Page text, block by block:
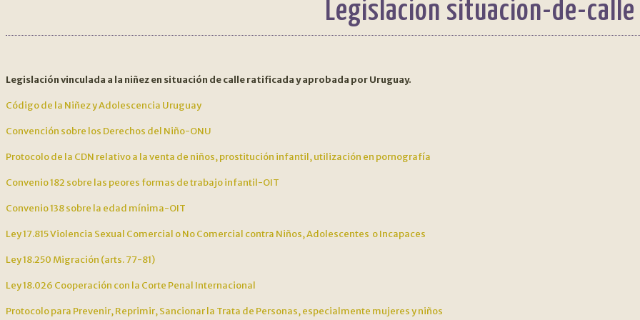
Legislacion situacion-de-calle
Legislación vinculada a la niñez en situación de calle ratificada y aprobada por Uruguay.
Código de la Niñez y Adolescencia Uruguay
Convención sobre los Derechos del Niño-ONU
Protocolo de la CDN relativo a la venta de niños, prostitución infantil, utilización en pornografía
Convenio 182 sobre las peores formas de trabajo infantil-OIT
Convenio 138 sobre la edad mínima-OIT
Ley 17.815 Violencia Sexual Comercial o No Comercial contra Niños, Adolescentes o Incapaces
Ley 18.250 Migración (arts. 77-81)
Ley 18.026 Cooperación con la Corte Penal Internacional
Protocolo para Prevenir, Reprimir, Sancionar la Trata de Personas, especialmente mujeres y niños
NAVEGACIÓN
DE
ENTRADAS